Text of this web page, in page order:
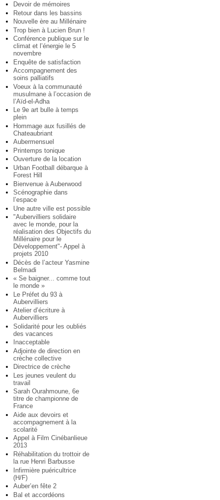
Devoir de mémoires
Retour dans les bassins
Nouvelle ère au Millénaire
Trop bien à Lucien Brun !
Conférence publique sur le
climat et l’énergie le 5
novembre
Enquête de satisfaction
Accompagnement des
soins palliatifs
Voeux à la communauté
musulmane à l’occasion de
l’Aïd-el-Adha
Le 9e art bulle à temps
plein
Hommage aux fusillés de
Chateaubriant
Aubermensuel
Printemps tonique
Ouverture de la location
Urban Football débarque à
Forest Hill
Bienvenue à Auberwood
Scénographie dans
l’espace
Une autre ville est possible
"Aubervilliers solidaire
avec le monde, pour la
réalisation des Objectifs du
Millénaire pour le
Développement"- Appel à
projets 2010
Décès de l’acteur Yasmine
Belmadi
« Se baigner... comme tout
le monde »
Le Préfet du 93 à
Aubervilliers
Atelier d’écriture à
Aubervilliers
Solidarité pour les oubliés
des vacances
Inacceptable
Adjointe de direction en
crèche collective
Directrice de crèche
Les jeunes veulent du
travail
Sarah Ourahmoune, 6e
titre de championne de
France
Aide aux devoirs et
accompagnement à la
scolarité
Appel à Film Cinébanlieue
2013
Réhabilitation du trottoir de
la rue Henri Barbusse
Infirmière puéricultrice
(H/F)
Auber’en fête 2
Bal et accordéons